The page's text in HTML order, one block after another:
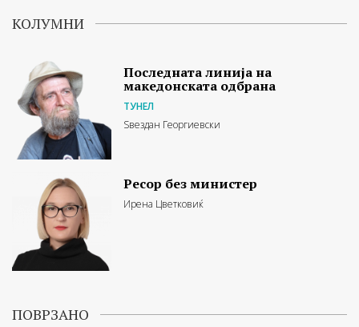
КОЛУМНИ
Последната линија на
македонската одбрана
ТУНЕЛ
Ѕвездан Георгиевски
Ресор без министер
Ирена Цветковиќ
ПОВРЗАНО